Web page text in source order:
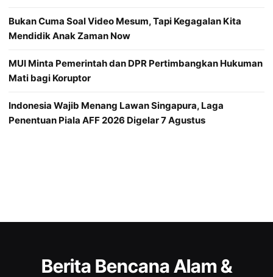
Bukan Cuma Soal Video Mesum, Tapi Kegagalan Kita
Mendidik Anak Zaman Now
MUI Minta Pemerintah dan DPR Pertimbangkan Hukuman
Mati bagi Koruptor
Indonesia Wajib Menang Lawan Singapura, Laga
Penentuan Piala AFF 2026 Digelar 7 Agustus
Berita Bencana Alam &